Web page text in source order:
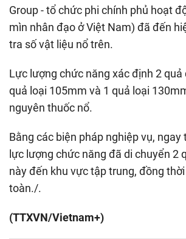
Group - tổ chức phi chính phủ hoạt
mìn nhân đạo ở Việt Nam) đã đến
tra số vật liệu nổ trên.
Lực lượng chức năng xác định 2 quả
quả loại 105mm và 1 quả loại
nguyên thuốc nổ.
Bằng các biện pháp nghiệp vụ, ngay
lực lượng chức năng đã di chuyển 2
này đến khu vực tập trung, đồng
toàn./.
(TTXVN/Vietnam+)